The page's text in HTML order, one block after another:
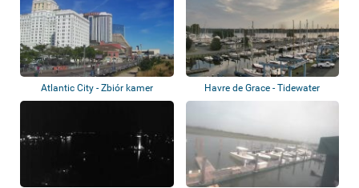
Atlantic City - Zbiór kamer
Havre de Grace - Tidewater
Marina